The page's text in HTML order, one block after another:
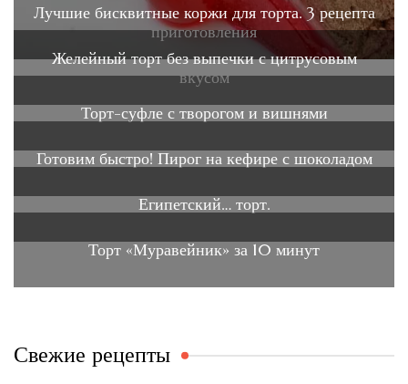
Лучшие бисквитные коржи для торта. 3 рецепта
приготовления
Желейный торт без выпечки с цитрусовым
вкусом
Торт-суфле с творогом и вишнями
Готовим быстро! Пирог на кефире с шоколадом
Египетский… торт.
Торт «Муравейник» за 10 минут
Свежие рецепты